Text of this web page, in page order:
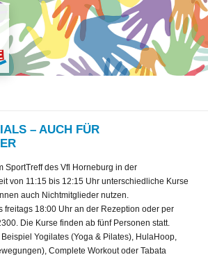
– AUCH FÜR
SportTreff des Vfl Horneburg in der
von 11:15 bis 12:15 Uhr unterschiedliche Kurse
auch Nichtmitglieder nutzen.
freitags 18:00 Uhr an der Rezeption oder per
Die Kurse finden ab fünf Personen statt.
Yogilates (Yoga & Pilates), HulaHoop,
Complete Workout oder Tabata